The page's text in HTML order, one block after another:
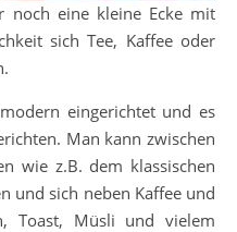
noch eine kleine Ecke mit
sich Tee, Kaffee oder
eingerichtet und es
Man kann zwischen
wie z.B. dem klassischen
und sich neben Kaffee und
Toast, Müsli und vielem